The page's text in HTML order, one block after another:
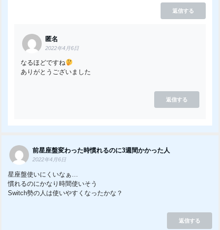
返信する
匿名
2022年4月6日
なるほどですね
ありがとうございました
返信する
前星座盤変わった時慣れるのに3週間かかった人
2022年4月6日
星座盤使いにくいなぁ…
慣れるのにかなり時間使いそう
Switch勢の人は使いやすくなったかな？
返信する